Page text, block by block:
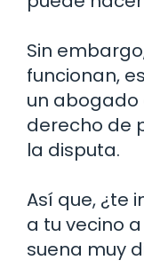
Sin
funcionan,
un abogado
derecho de
la disputa.
Así que, ¿te
a tu vecino
suena muy